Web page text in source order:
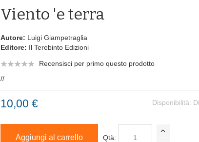
Viento 'e terra
Autore: Luigi Giampetraglia
Editore: Il Terebinto Edizioni
Recensisci per primo questo prodotto
//
Disponibilità:
10,00 €
Qtà:
Aggiungi al carrello